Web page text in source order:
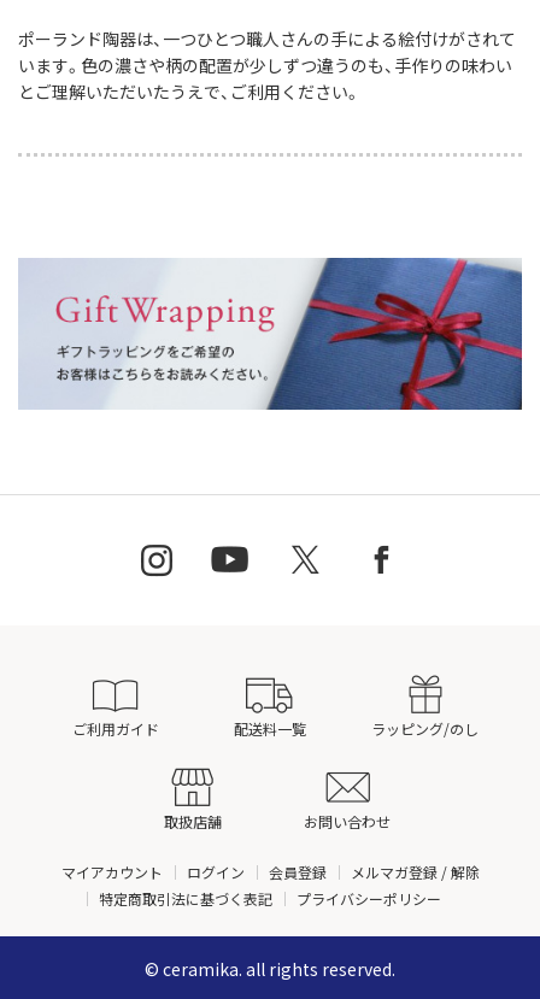
ポーランド陶器は、一つひとつ職人さんの手による絵付けがされて
います。色の濃さや柄の配置が少しずつ違うのも、手作りの味わい
とご理解いただいたうえで、ご利用ください。
ご利用ガイド 配送料一覧 ラッピング/のし
取扱店舗 お問い合わせ
マイアカウント ログイン 会員登録
メルマガ登録 / 解除
特定商取引法に基づく表記
プライバシーポリシー
© ceramika. all rights reserved.